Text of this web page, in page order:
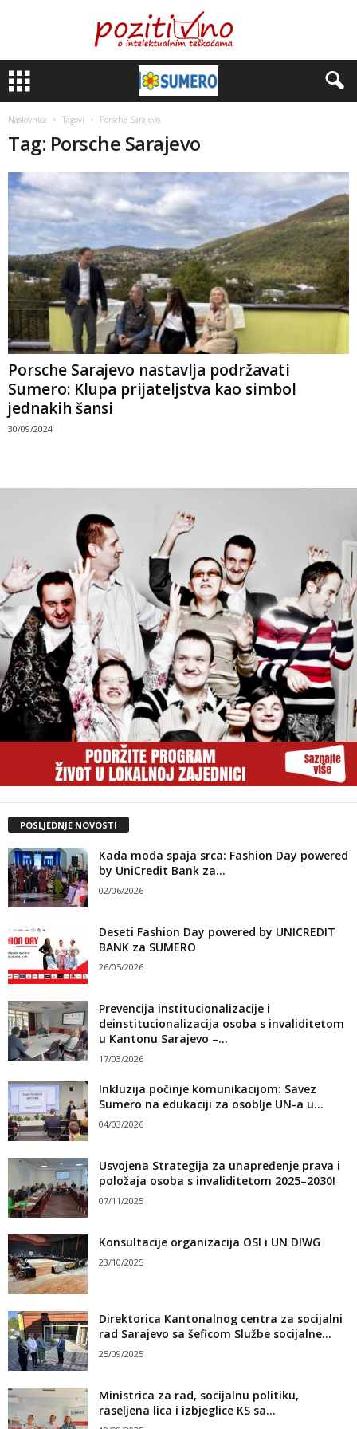
Naslovnica Tagovi Porsche Sarajevo
Tag: Porsche Sarajevo
Porsche Sarajevo nastavlja podržavati
Sumero: Klupa prijateljstva kao simbol
jednakih šansi
30/09/2024
POSLJEDNJE NOVOSTI
Kada moda spaja srca: Fashion Day powered
by UniCredit Bank za...
02/06/2026
Deseti Fashion Day powered by UNICREDIT
BANK za SUMERO
26/05/2026
Prevencija institucionalizacije i
deinstitucionalizacija osoba s invaliditetom
u Kantonu Sarajevo –...
17/03/2026
Inkluzija počinje komunikacijom: Savez
Sumero na edukaciji za osoblje UN-a u...
04/03/2026
Usvojena Strategija za unapređenje prava i
položaja osoba s invaliditetom 2025–2030!
07/11/2025
Konsultacije organizacija OSI i UN DIWG
23/10/2025
Direktorica Kantonalnog centra za socijalni
rad Sarajevo sa šeficom Službe socijalne...
25/09/2025
Ministrica za rad, socijalnu politiku,
raseljena lica i izbjeglice KS sa...